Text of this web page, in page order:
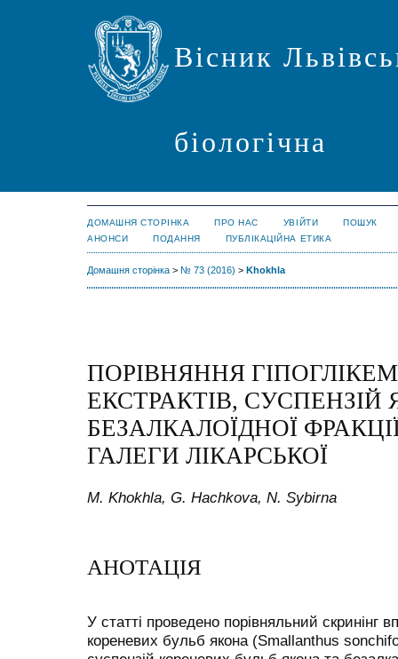
Вісник
біологічна
ДОМАШНЯ СТОРІНКА ПРО НАС УВІЙТИ
ПОШУК
АНОНСИ
ПОДАННЯ ПУБЛІКАЦІЙНА ЕТИКА
Домашня сторінка > № 73 (2016) > Khokhla
ПОРІВНЯННЯ
ЕКСТРАКТІВ, СУСПЕНЗІЙ
БЕЗАЛКАЛОЇДНОЇ
ГАЛЕГИ ЛІКАРСЬКОЇ
M. Khokhla, G. Hachkova, N. Sybirna
АНОТАЦІЯ
У статті проведено порівняльний скринінг
кореневих бульб якона (Smallanthus